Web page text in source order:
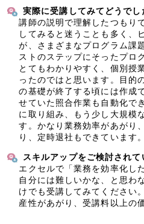
実際に受講してみてどうでし
講師の説明で理解したつもり
してみると迷うことも多く、
が、さまざまなプログラム課
ストのステップにそったプロ
とてもわかりやすく、個別授
ったのではと思います。目的
の基礎が終了する頃には作成
せていた照合作業も自動化で
に取り組み、もう少し大規模
す。かなり業務効率があがり
り、定時退社もできています。
スキルアップをご検討されて
エクセルで「業務を効率化し
自分には難しいかな、と思わ
けでも受講してみてください
産性があがり、受講料以上の